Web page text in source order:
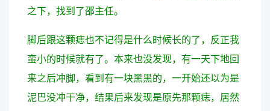
之下，找到了邵主任。
脚后跟这颗痣也不记得是什么时候长的了，反正我
蛮小的时候就有了。本来也没发现，有一天下地回
来之后冲脚，看到有一块黑黑的，一开始还以为是
泥巴没冲干净，结果后来发现是原先那颗痣，居然